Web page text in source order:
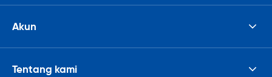
Akun
Tentang kami